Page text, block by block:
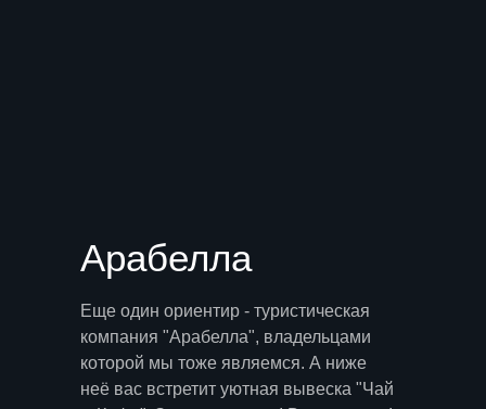
Еще один ориентир - туристическая
компания "Арабелла", владельцами
которой мы тоже являемся. А ниже
неё вас встретит уютная вывеска "Чай
Арабелла